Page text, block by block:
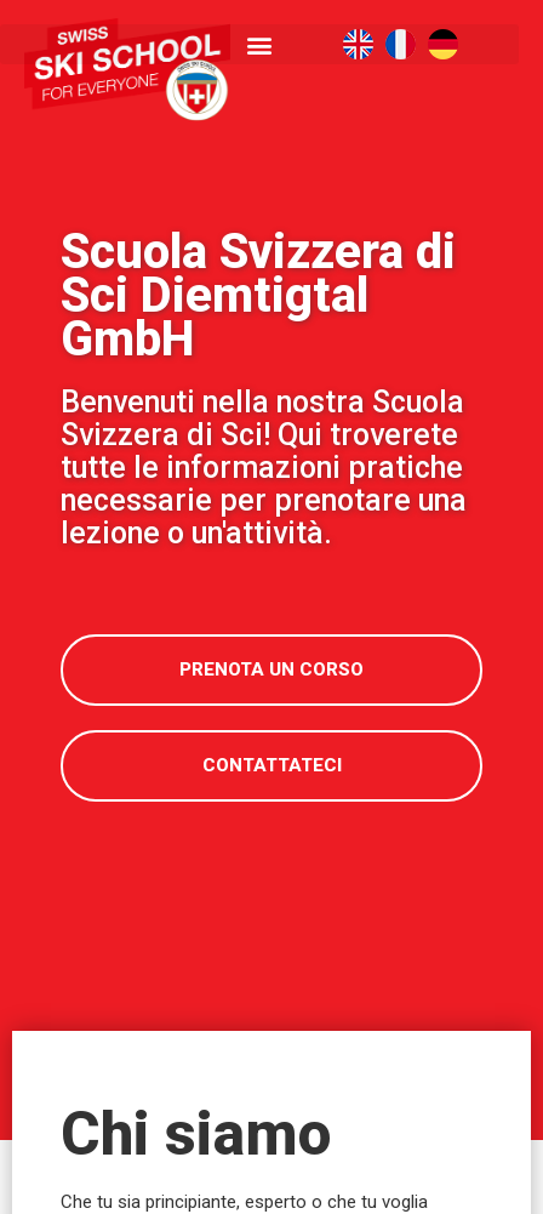
Scuola Svizzera di
Sci Diemtigtal
GmbH
Benvenuti nella nostra Scuola
Svizzera di Sci! Qui troverete
tutte le informazioni pratiche
necessarie per prenotare una
lezione o un'attività.
PRENOTA UN CORSO
CONTATTATECI
Chi siamo
Che tu sia principiante, esperto o che tu voglia